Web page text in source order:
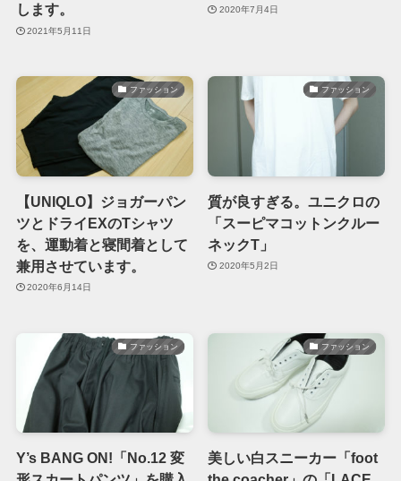
します。
2021年5月11日
2020年7月4日
ファッション
【UNIQLO】ジョガーパン
ツとドライEXのTシャツ
を、運動着と寝間着として
兼用させています。
2020年6月14日
ファッション
質が良すぎる。ユニクロの
「スーピマコットンクルー
ネックT」
2020年5月2日
ファッション
Y’s BANG ON!「No.12 変
ファッション
美しい白スニーカー「foot